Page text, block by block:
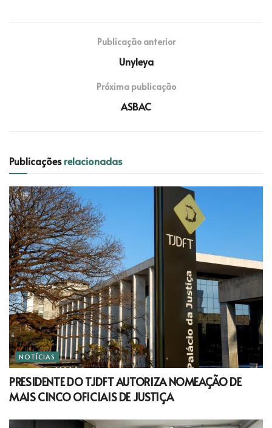
Publicação anterior
Unyleya
Próxima publicação
ASBAC
Publicaçõesrelacionadas
NOTÍCIAS
PRESIDENTE DO TJDFT AUTORIZA NOMEAÇÃO DE
MAIS CINCO OFICIAIS DE JUSTIÇA